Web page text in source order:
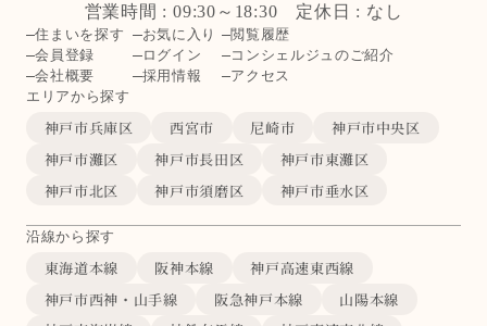
営業時間 : 09:30～18:30 定休日 : なし
住まいを探す お気に入り
閲覧履歴
会員登録
ログイン
コンシェルジュのご紹介
会社概要
採用情報
アクセス
エリアから探す
神戸市兵庫区 西宮市 尼崎市
神戸市中央区
神戸市灘区
神戸市長田区
神戸市東灘区
神戸市北区
神戸市須磨区 神戸市垂水区
沿線から探す
東海道本線 阪神本線
神戸高速東西線
神戸市西神・山手線
阪急神戸本線
山陽本線